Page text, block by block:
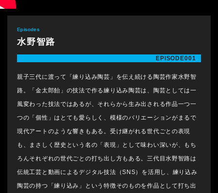
Episodes
水野智路
EPISODE001
親子三代に渡って「練り込み陶芸」を伝え続ける陶芸作家水野智
路。「金太郎飴」の技法で作る練り込み陶芸は、陶芸としては一
風変わった技法ではあるが、それらから生み出される作品一つ一
つの「個性」はとても愛らしく、模様のバリエーションがまるで
現代アートのような響きもある。受け継がれる世代ごとの表現
も、まさしく歴史という名の「表現」として味わい深いが、もち
ろんそれぞれの世代ごとの打ち出し方もある。三代目水野智路は
伝統工芸と動画によるデジタル技法（SNS）を活用し、練り込み
陶芸の持つ「練り込み」という特徴そのものを作品として打ち出